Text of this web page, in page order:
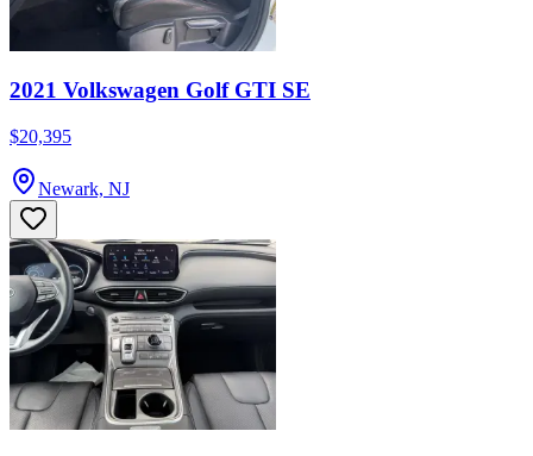
2021 Volkswagen Golf GTI SE
$20,395
Newark, NJ